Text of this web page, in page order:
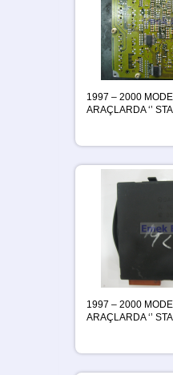
1997 – 2000
ARAÇLARDA ‘’
1997 – 2000
ARAÇLARDA ‘’